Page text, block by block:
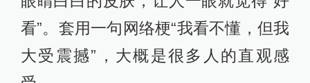
看”。套用一句网络梗“我看不懂，但我
大受震撼”，大概是很多人的直观感